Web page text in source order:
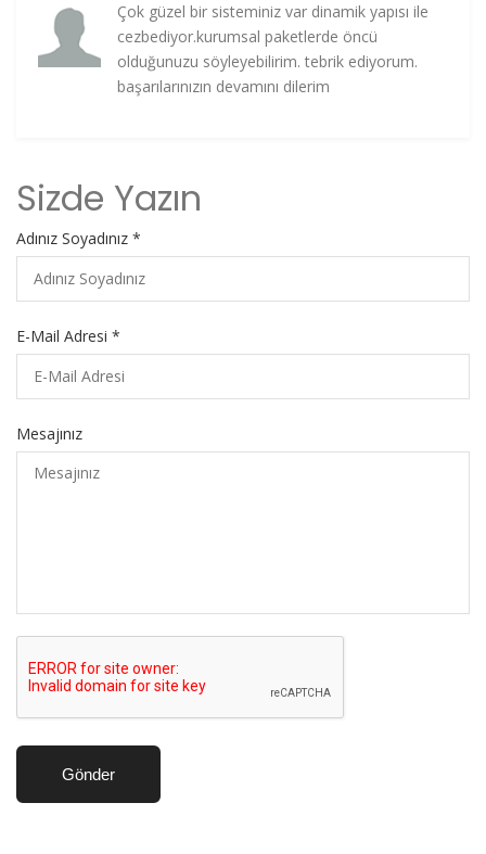
Çok güzel bir sisteminiz var dinamik yapısı ile
cezbediyor.kurumsal paketlerde öncü
olduğunuzu söyleyebilirim. tebrik ediyorum.
başarılarınızın devamını dilerim
Sizde Yazın
Adınız Soyadınız *
E-Mail Adresi *
Mesajınız
Gönder